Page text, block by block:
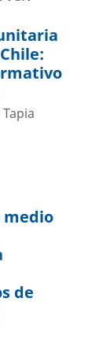
medio
de